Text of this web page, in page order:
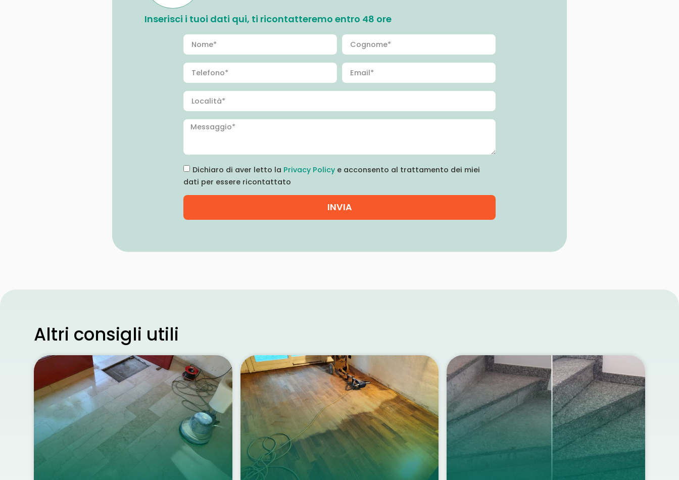
Inserisci i tuoi dati qui, ti ricontatteremo entro 48 ore
Dichiaro di aver letto la Privacy Policy e acconsento al trattamento dei miei
dati per essere ricontattato
INVIA
Altri consigli utili